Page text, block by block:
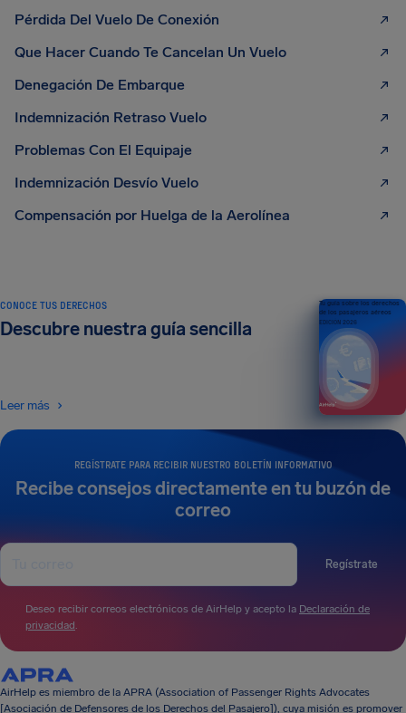
Pérdida Del Vuelo De Conexión
Que Hacer Cuando Te Cancelan Un Vuelo
Denegación De Embarque
Indemnización Retraso Vuelo
Problemas Con El Equipaje
Indemnización Desvío Vuelo
Compensación por Huelga de la Aerolínea
REGÍSTRATE PARA RECIBIR NUESTRO BOLETÍN INFORMATIVO
Recibe consejos directamente en tu buzón de
correo
Regístrate
Deseo recibir correos electrónicos de AirHelp y acepto la Declaración de
privacidad.
CONOCE TUS DERECHOS
Descubre nuestra guía sencilla
Leer más
Tu guía sobre los derechos
de los pasajeros aéreos
EDICIÓN 2026
AirHelp es miembro de la APRA (Association of Passenger Rights Advocates
[Asociación de Defensores de los Derechos del Pasajero]), cuya misión es promover